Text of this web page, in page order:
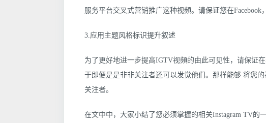
服务平台交叉式营销推广这种视頻。请保证您在Facebook
3.应用主题风格标识提升叙述
为了更好地进一步提高IGTV视頻的由此可见性，请保证
于即便是是非非关注者还可以发觉他们。那样能够 将您
关注者。
在文中中，大家小结了您必须掌握的相关Instagram TV的